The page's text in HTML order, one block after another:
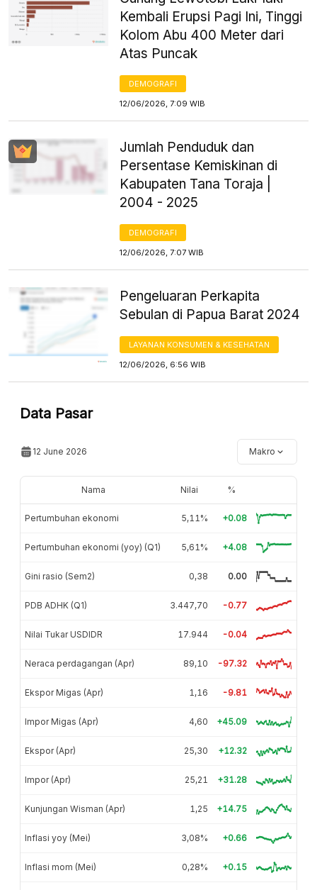
Kembali Erupsi Pagi Ini, Tinggi
Kolom Abu 400 Meter dari
Atas Puncak
DEMOGRAFI
12/06/2026, 7:09 WIB
Jumlah Penduduk dan
Persentase Kemiskinan di
Kabupaten Tana Toraja |
2004 - 2025
DEMOGRAFI
12/06/2026, 7:07 WIB
Pengeluaran Perkapita
Sebulan di Papua Barat 2024
LAYANAN KONSUMEN & KESEHATAN
12/06/2026, 6:56 WIB
Data Pasar
12 June 2026 Makro
Nama Nilai %
Pertumbuhan ekonomi 5,11% +0.08
Pertumbuhan ekonomi (yoy) (Q1) 5,61% +4.08
Gini rasio (Sem2) 0,38 0.00
PDB ADHK (Q1) 3.447,70 -0.77
Nilai Tukar USDIDR 17.944 -0.04
Neraca perdagangan (Apr) 89,10 -97.32
Ekspor Migas (Apr) 1,16 -9.81
Impor Migas (Apr) 4,60 +45.09
Ekspor (Apr) 25,30 +12.32
Impor (Apr) 25,21 +31.28
Kunjungan Wisman (Apr) 1,25 +14.75
Inflasi yoy (Mei) 3,08% +0.66
Inflasi mom (Mei) 0,28% +0.15